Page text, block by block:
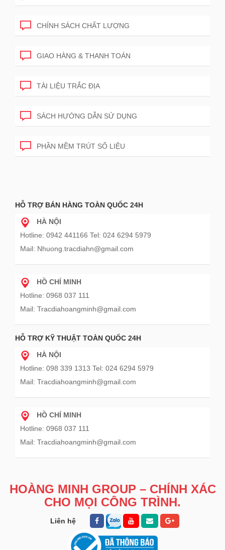
CHÍNH SÁCH CHẤT LƯỢNG
GIAO HÀNG & THANH TOÁN
TÀI LIỆU TRẮC ĐỊA
SÁCH HƯỚNG DẪN SỬ DỤNG
PHẦN MỀM TRÚT SỐ LIỆU
HỖ TRỢ BÁN HÀNG TOÀN QUỐC 24H
HÀ NỘI
Hotline: 0942 441166 Tel: 024 6294 5979
Mail: Nhuong.tracdiahn@gmail.com
HỒ CHÍ MINH
Hotline: 0968 037 111
Mail: Tracdiahoangminh@gmail.com
HỖ TRỢ KỸ THUẬT TOÀN QUỐC 24H
HÀ NỘI
Hotline: 098 339 1313 Tel: 024 6294 5979
Mail: Tracdiahoangminh@gmail.com
HỒ CHÍ MINH
Hotline: 0968 037 111
Mail: Tracdiahoangminh@gmail.com
HOÀNG MINH GROUP – CHÍNH XÁC
CHO MỌI CÔNG TRÌNH.
Liên hệ